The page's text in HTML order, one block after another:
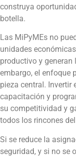
construya
botella.
Las MiPyMEs no
unidades
productivo y generan
embargo, el enfoque
pieza central. Invertir
capacitación y
su competitividad y
todos los rincones
Si se reduce la
seguridad, y si no se